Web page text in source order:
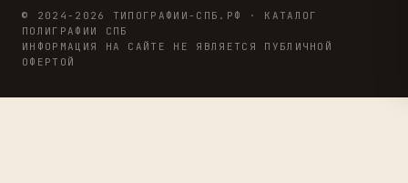
© 2024-2026 ТИПОГРАФИИ-СПБ.РФ · КАТАЛОГ
ПОЛИГРАФИИ СПБ
ИНФОРМАЦИЯ НА САЙТЕ НЕ ЯВЛЯЕТСЯ ПУБЛИЧНОЙ
ОФЕРТОЙ